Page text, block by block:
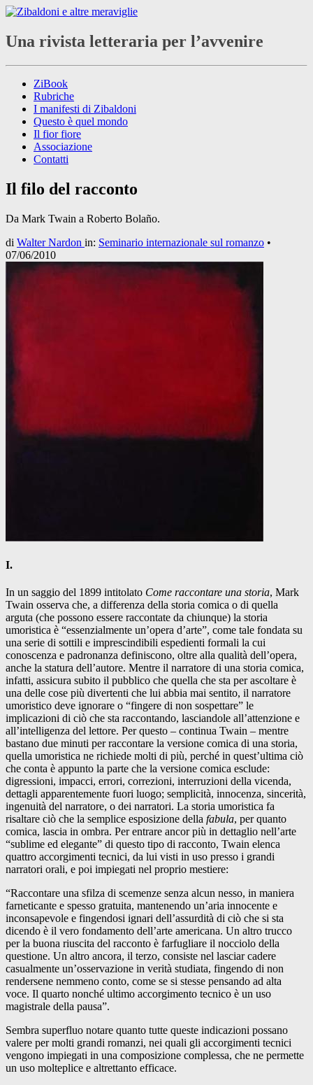
Una rivista letteraria per l’avvenire
ZiBook
Rubriche
I manifesti di Zibaldoni
Questo è quel mondo
Il fior fiore
Associazione
Contatti
Il filo del racconto
Da Mark Twain a Roberto Bolaño.
di Walter Nardon in: Seminario internazionale sul romanzo •
07/06/2010
I.
In un saggio del 1899 intitolato Come raccontare una storia, Mark
Twain osserva che, a differenza della storia comica o di quella
arguta (che possono essere raccontate da chiunque) la storia
umoristica è “essenzialmente un’opera d’arte”, come tale fondata su
una serie di sottili e imprescindibili espedienti formali la cui
conoscenza e padronanza definiscono, oltre alla qualità dell’opera,
anche la statura dell’autore. Mentre il narratore di una storia comica,
infatti, assicura subito il pubblico che quella che sta per ascoltare è
una delle cose più divertenti che lui abbia mai sentito, il narratore
umoristico deve ignorare o “fingere di non sospettare” le
implicazioni di ciò che sta raccontando, lasciandole all’attenzione e
all’intelligenza del lettore. Per questo – continua Twain – mentre
bastano due minuti per raccontare la versione comica di una storia,
quella umoristica ne richiede molti di più, perché in quest’ultima ciò
che conta è appunto la parte che la versione comica esclude:
digressioni, impacci, errori, correzioni, interruzioni della vicenda,
dettagli apparentemente fuori luogo; semplicità, innocenza, sincerità,
ingenuità del narratore, o dei narratori. La storia umoristica fa
risaltare ciò che la semplice esposizione della fabula, per quanto
comica, lascia in ombra. Per entrare ancor più in dettaglio nell’arte
“sublime ed elegante” di questo tipo di racconto, Twain elenca
quattro accorgimenti tecnici, da lui visti in uso presso i grandi
narratori orali, e poi impiegati nel proprio mestiere:
“Raccontare una sfilza di scemenze senza alcun nesso, in maniera
farneticante e spesso gratuita, mantenendo un’aria innocente e
inconsapevole e fingendosi ignari dell’assurdità di ciò che si sta
dicendo è il vero fondamento dell’arte americana. Un altro trucco
per la buona riuscita del racconto è farfugliare il nocciolo della
questione. Un altro ancora, il terzo, consiste nel lasciar cadere
casualmente un’osservazione in verità studiata, fingendo di non
rendersene nemmeno conto, come se si stesse pensando ad alta
voce. Il quarto nonché ultimo accorgimento tecnico è un uso
magistrale della pausa”.
Sembra superfluo notare quanto tutte queste indicazioni possano
valere per molti grandi romanzi, nei quali gli accorgimenti tecnici
vengono impiegati in una composizione complessa, che ne permette
un uso molteplice e altrettanto efficace.